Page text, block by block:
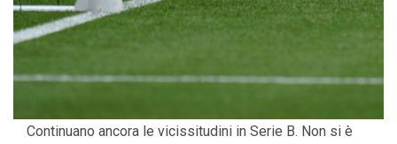
Continuano ancora le vicissitudini in Serie B. Non si è